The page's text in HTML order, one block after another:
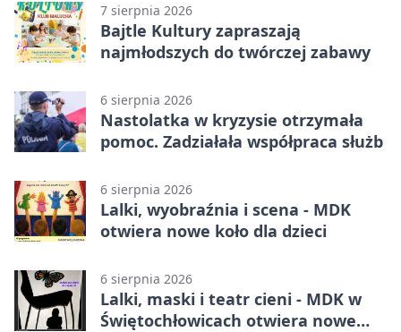
7 sierpnia 2026
Bajtle Kultury zapraszają
najmłodszych do twórczej zabawy
6 sierpnia 2026
Nastolatka w kryzysie otrzymała
pomoc. Zadziałała współpraca służb
6 sierpnia 2026
Lalki, wyobraźnia i scena - MDK
otwiera nowe koło dla dzieci
6 sierpnia 2026
Lalki, maski i teatr cieni - MDK w
Świętochłowicach otwiera nowe